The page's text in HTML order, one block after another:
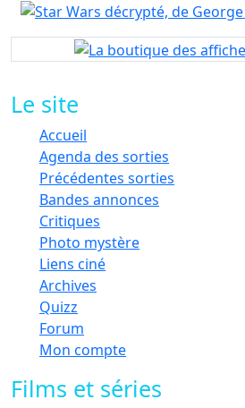
Le site
Accueil
Agenda des sorties
Précédentes sorties
Bandes annonces
Critiques
Photo mystère
Liens ciné
Archives
Quizz
Forum
Mon compte
Films et séries